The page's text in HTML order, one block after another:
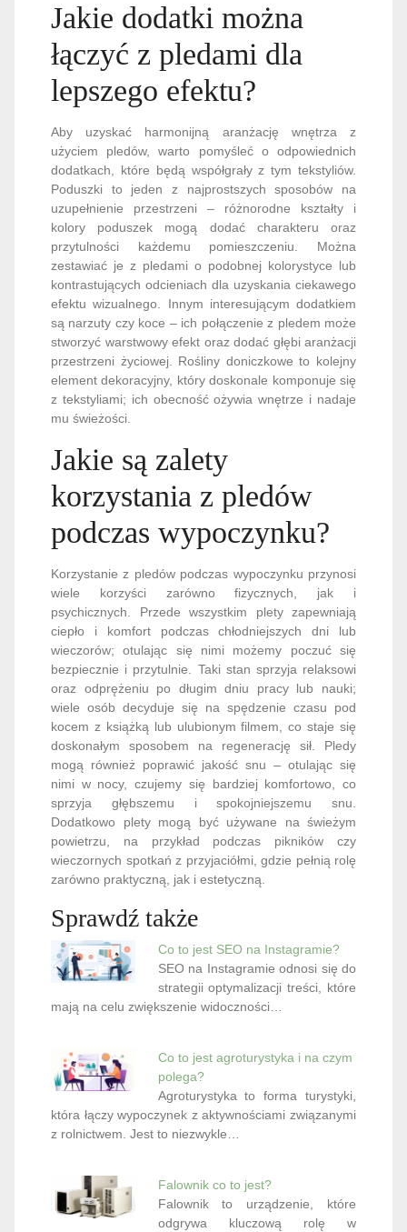
Jakie dodatki można
łączyć z pledami dla
lepszego efektu?
Aby uzyskać harmonijną aranżację wnętrza z
użyciem pledów, warto pomyśleć o odpowiednich
dodatkach, które będą współgrały z tym tekstyliów.
Poduszki to jeden z najprostszych sposobów na
uzupełnienie przestrzeni – różnorodne kształty i
kolory poduszek mogą dodać charakteru oraz
przytulności każdemu pomieszczeniu. Można
zestawiać je z pledami o podobnej kolorystyce lub
kontrastujących odcieniach dla uzyskania ciekawego
efektu wizualnego. Innym interesującym dodatkiem
są narzuty czy koce – ich połączenie z pledem może
stworzyć warstwowy efekt oraz dodać głębi aranżacji
przestrzeni życiowej. Rośliny doniczkowe to kolejny
element dekoracyjny, który doskonale komponuje się
z tekstyliami; ich obecność ożywia wnętrze i nadaje
mu świeżości.
Jakie są zalety
korzystania z pledów
podczas wypoczynku?
Korzystanie z pledów podczas wypoczynku przynosi
wiele korzyści zarówno fizycznych, jak i
psychicznych. Przede wszystkim plety zapewniają
ciepło i komfort podczas chłodniejszych dni lub
wieczorów; otulając się nimi możemy poczuć się
bezpiecznie i przytulnie. Taki stan sprzyja relaksowi
oraz odprężeniu po długim dniu pracy lub nauki;
wiele osób decyduje się na spędzenie czasu pod
kocem z książką lub ulubionym filmem, co staje się
doskonałym sposobem na regenerację sił. Pledy
mogą również poprawić jakość snu – otulając się
nimi w nocy, czujemy się bardziej komfortowo, co
sprzyja głębszemu i spokojniejszemu snu.
Dodatkowo plety mogą być używane na świeżym
powietrzu, na przykład podczas pikników czy
wieczornych spotkań z przyjaciółmi, gdzie pełnią rolę
zarówno praktyczną, jak i estetyczną.
Sprawdź także
Co to jest SEO na Instagramie?
SEO na Instagramie odnosi się do
strategii optymalizacji treści, które
mają na celu zwiększenie widoczności…
Co to jest agroturystyka i na czym
polega?
Agroturystyka to forma turystyki,
która łączy wypoczynek z aktywnościami związanymi
z rolnictwem. Jest to niezwykle…
Falownik co to jest?
Falownik to urządzenie, które
odgrywa kluczową rolę w